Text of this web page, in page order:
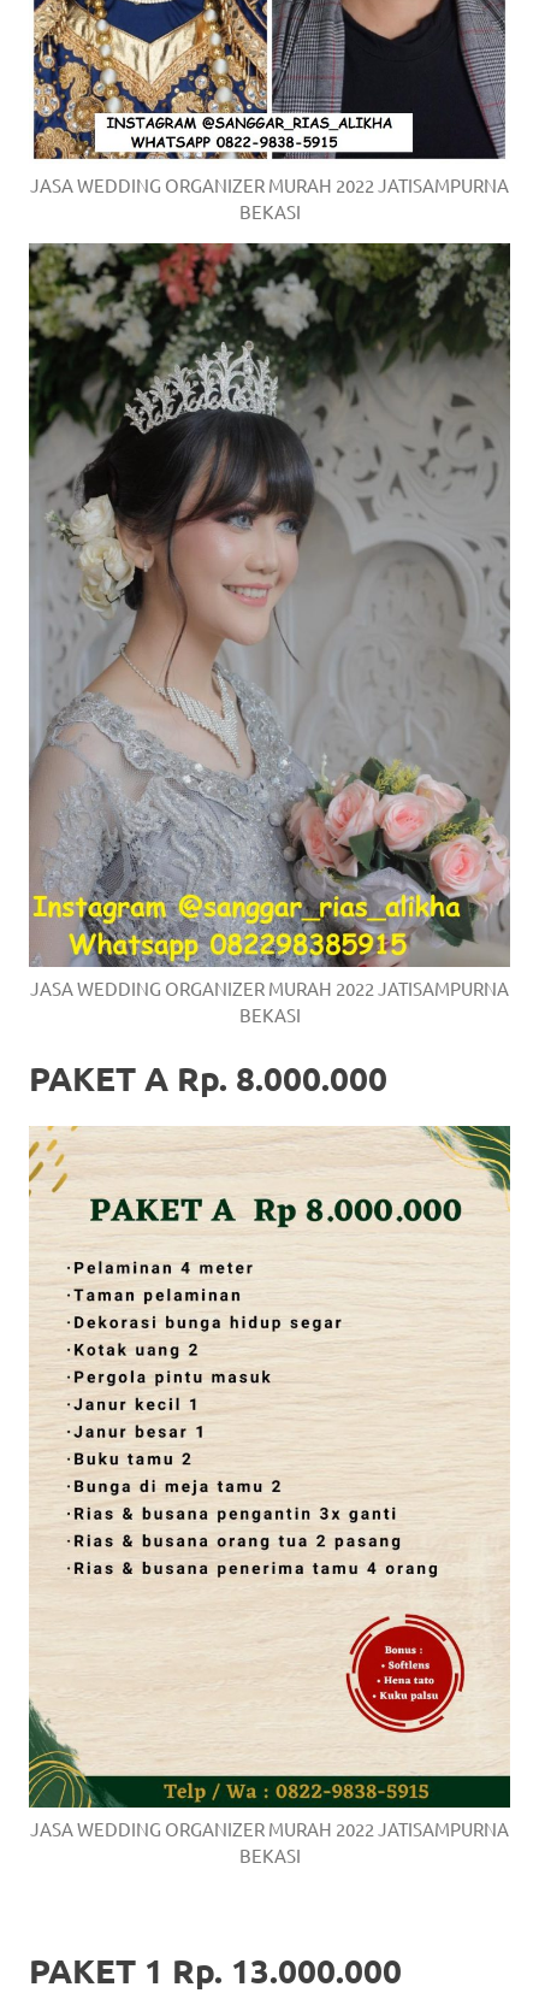
JASA WEDDING ORGANIZER MURAH 2022 JATISAMPURNA
BEKASI
JASA WEDDING ORGANIZER MURAH 2022 JATISAMPURNA
BEKASI
PAKET A Rp. 8.000.000
JASA WEDDING ORGANIZER MURAH 2022 JATISAMPURNA
BEKASI
PAKET 1 Rp. 13.000.000